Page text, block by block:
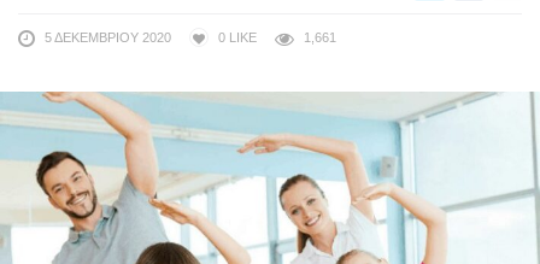
5 ΔΕΚΕΜΒΡΊΟΥ 2020 0 LIKE 1,661